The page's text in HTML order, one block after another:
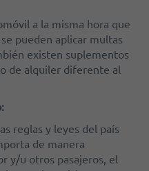
a la misma hora que
pueden aplicar multas
existen suplementos
de alquiler diferente al
reglas y leyes del país
de manera
y/u otros pasajeros, el